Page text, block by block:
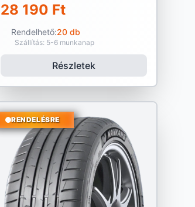
28 190 Ft
Rendelhető:20 db
Szállítás: 5-6 munkanap
Részletek
RENDELÉSRE